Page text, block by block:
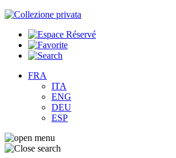
FRA
ITA
ENG
DEU
ESP